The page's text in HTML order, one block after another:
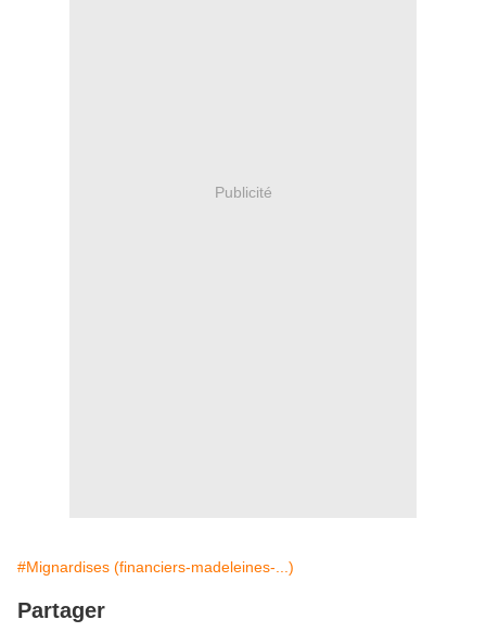
Publicité
#Mignardises (financiers-madeleines-...)
Partager